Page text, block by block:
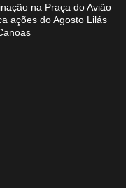
na Praça do Avião
ações do Agosto Lilás